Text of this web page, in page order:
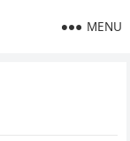
MENU